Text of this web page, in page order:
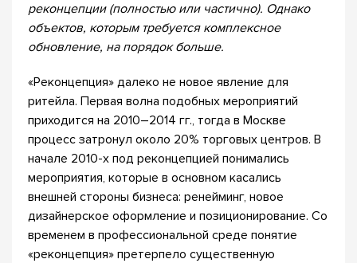
реконцепции (полностью или частично). Однако
объектов, которым требуется комплексное
обновление, на порядок больше.
«Реконцепция» далеко не новое явление для
ритейла. Первая волна подобных мероприятий
приходится на 2010–2014 гг., тогда в Москве
процесс затронул около 20% торговых центров. В
начале 2010-х под реконцепцией понимались
мероприятия, которые в основном касались
внешней стороны бизнеса: ренейминг, новое
дизайнерское оформление и позиционирование. Со
временем в профессиональной среде понятие
«реконцепция» претерпело существенную